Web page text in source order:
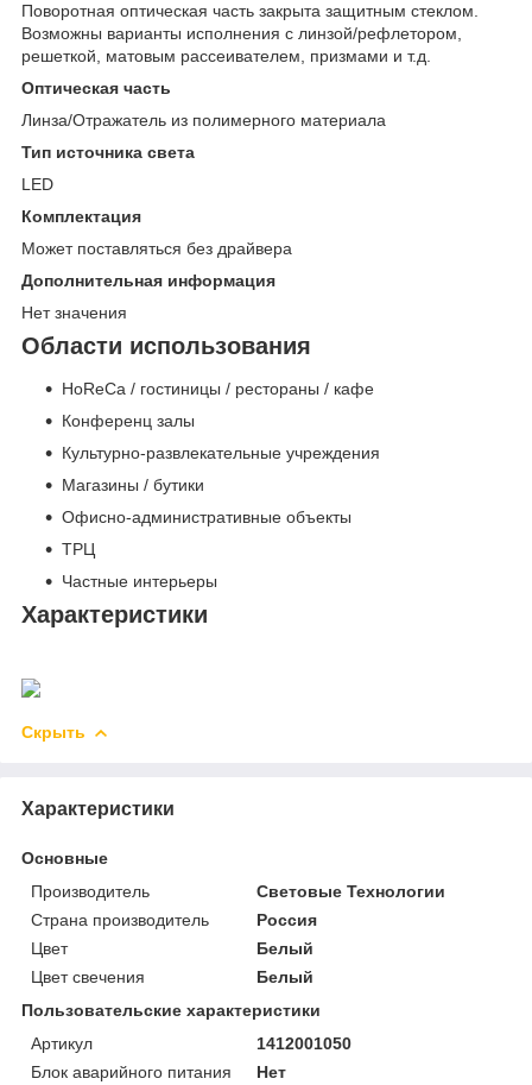
Поворотная оптическая часть закрыта защитным стеклом.
Возможны варианты исполнения с линзой/рефлетором,
решеткой, матовым рассеивателем, призмами и т.д.
Оптическая часть
Линза/Отражатель из полимерного материала
Тип источника света
LED
Комплектация
Может поставляться без драйвера
Дополнительная информация
Нет значения
Области использования
HoReCa / гостиницы / рестораны / кафе
Конференц залы
Культурно-развлекательные учреждения
Магазины / бутики
Офисно-административные объекты
ТРЦ
Частные интерьеры
Характеристики
Скрыть
Характеристики
Основные
Производитель
Световые Технологии
Страна производитель
Россия
Цвет
Белый
Цвет свечения
Белый
Пользовательские характеристики
Артикул
1412001050
Блок аварийного питания
Нет